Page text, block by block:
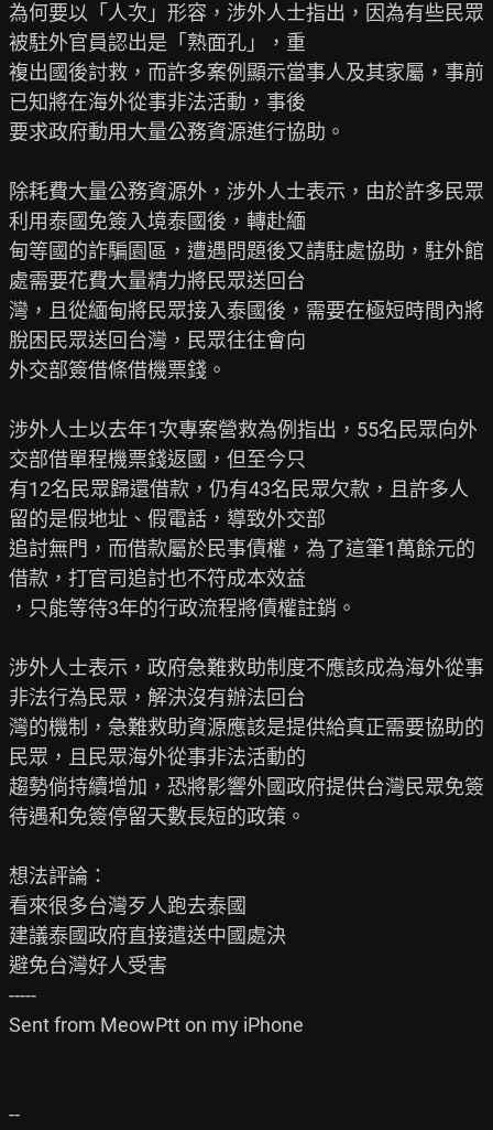
為何要以「人次」形容，涉外人士指出，因為有些民眾
被駐外官員認出是「熟面孔」，重
複出國後討救，而許多案例顯示當事人及其家屬，事前
已知將在海外從事非法活動，事後
要求政府動用大量公務資源進行協助。
除耗費大量公務資源外，涉外人士表示，由於許多民眾
利用泰國免簽入境泰國後，轉赴緬
甸等國的詐騙園區，遭遇問題後又請駐處協助，駐外館
處需要花費大量精力將民眾送回台
灣，且從緬甸將民眾接入泰國後，需要在極短時間內將
脫困民眾送回台灣，民眾往往會向
外交部簽借條借機票錢。
涉外人士以去年1次專案營救為例指出，55名民眾向外
交部借單程機票錢返國，但至今只
有12名民眾歸還借款，仍有43名民眾欠款，且許多人
留的是假地址、假電話，導致外交部
追討無門，而借款屬於民事債權，為了這筆1萬餘元的
借款，打官司追討也不符成本效益
，只能等待3年的行政流程將債權註銷。
涉外人士表示，政府急難救助制度不應該成為海外從事
非法行為民眾，解決沒有辦法回台
灣的機制，急難救助資源應該是提供給真正需要協助的
民眾，且民眾海外從事非法活動的
趨勢倘持續增加，恐將影響外國政府提供台灣民眾免簽
待遇和免簽停留天數長短的政策。
想法評論：
看來很多台灣歹人跑去泰國
建議泰國政府直接遣送中國處決
避免台灣好人受害
-----
Sent from MeowPtt on my iPhone